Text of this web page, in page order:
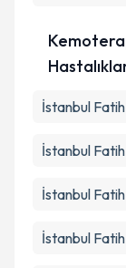
İstanbul
İstanbul
İstanbul
İstanbul